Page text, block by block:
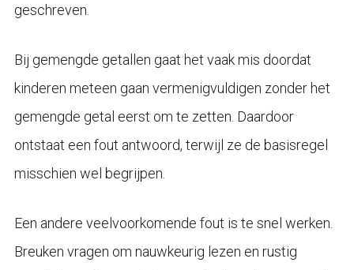
geschreven.
Bij gemengde getallen gaat het vaak mis doordat
kinderen meteen gaan vermenigvuldigen zonder het
gemengde getal eerst om te zetten. Daardoor
ontstaat een fout antwoord, terwijl ze de basisregel
misschien wel begrijpen.
Een andere veelvoorkomende fout is te snel werken.
Breuken vragen om nauwkeurig lezen en rustig